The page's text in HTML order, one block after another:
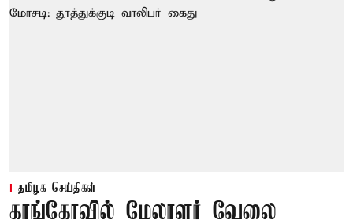
தமிழக செய்திகள்
காங்கோவில் மேலாளர் வேலை